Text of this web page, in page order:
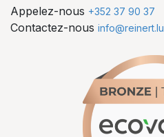
Appelez-nous +352 37 90 37
Contactez-nous info@reinert.lu